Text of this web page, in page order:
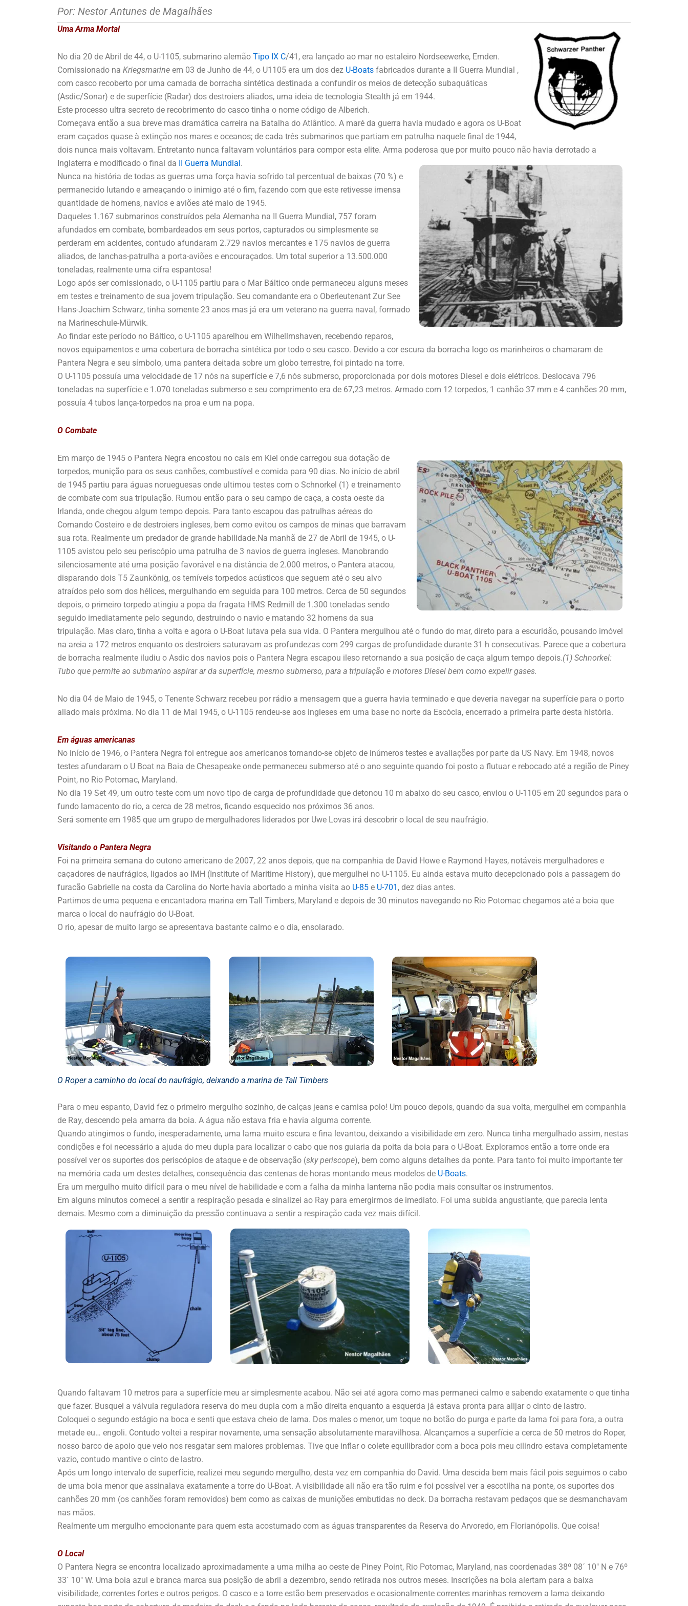
Por: Nestor Antunes de Magalhães
Uma Arma Mortal
No dia 20 de Abril de 44, o U-1105, submarino alemão Tipo IX C/41, era lançado ao mar no estaleiro Nordseewerke, Emden.
Comissionado na Kriegsmarine em 03 de Junho de 44, o U1105 era um dos dez U-Boats fabricados durante a II Guerra Mundial ,
com casco recoberto por uma camada de borracha sintética destinada a confundir os meios de detecção subaquáticas
(Asdic/Sonar) e de superfície (Radar) dos destroiers aliados, uma ideia de tecnologia Stealth já em 1944.
Este processo ultra secreto de recobrimento do casco tinha o nome código de Alberich.
Começava então a sua breve mas dramática carreira na Batalha do Atlântico. A maré da guerra havia mudado e agora os U-Boat
eram caçados quase à extinção nos mares e oceanos; de cada três submarinos que partiam em patrulha naquele final de 1944,
dois nunca mais voltavam. Entretanto nunca faltavam voluntários para compor esta elite. Arma poderosa que por muito pouco não havia derrotado a
Inglaterra e modificado o final da II Guerra Mundial.
Nunca na história de todas as guerras uma força havia sofrido tal percentual de baixas (70 %) e
permanecido lutando e ameaçando o inimigo até o fim, fazendo com que este retivesse imensa
quantidade de homens, navios e aviões até maio de 1945.
Daqueles 1.167 submarinos construídos pela Alemanha na II Guerra Mundial, 757 foram
afundados em combate, bombardeados em seus portos, capturados ou simplesmente se
perderam em acidentes, contudo afundaram 2.729 navios mercantes e 175 navios de guerra
aliados, de lanchas-patrulha a porta-aviões e encouraçados. Um total superior a 13.500.000
toneladas, realmente uma cifra espantosa!
Logo após ser comissionado, o U-1105 partiu para o Mar Báltico onde permaneceu alguns meses
em testes e treinamento de sua jovem tripulação. Seu comandante era o Oberleutenant Zur See
Hans-Joachim Schwarz, tinha somente 23 anos mas já era um veterano na guerra naval, formado
na Marineschule-Mürwik.
Ao findar este período no Báltico, o U-1105 aparelhou em Wilhellmshaven, recebendo reparos,
novos equipamentos e uma cobertura de borracha sintética por todo o seu casco. Devido a cor escura da borracha logo os marinheiros o chamaram de
Pantera Negra e seu símbolo, uma pantera deitada sobre um globo terrestre, foi pintado na torre.
O U-1105 possuía uma velocidade de 17 nós na superfície e 7,6 nós submerso, proporcionada por dois motores Diesel e dois elétricos. Deslocava 796
toneladas na superfície e 1.070 toneladas submerso e seu comprimento era de 67,23 metros. Armado com 12 torpedos, 1 canhão 37 mm e 4 canhões 20 mm,
possuía 4 tubos lança-torpedos na proa e um na popa.
O Combate
Em março de 1945 o Pantera Negra encostou no cais em Kiel onde carregou sua dotação de
torpedos, munição para os seus canhões, combustível e comida para 90 dias. No início de abril
de 1945 partiu para águas norueguesas onde ultimou testes com o Schnorkel (1) e treinamento
de combate com sua tripulação. Rumou então para o seu campo de caça, a costa oeste da
Irlanda, onde chegou algum tempo depois. Para tanto escapou das patrulhas aéreas do
Comando Costeiro e de destroiers ingleses, bem como evitou os campos de minas que barravam
sua rota. Realmente um predador de grande habilidade.Na manhã de 27 de Abril de 1945, o U-
1105 avistou pelo seu periscópio uma patrulha de 3 navios de guerra ingleses. Manobrando
silenciosamente até uma posição favorável e na distância de 2.000 metros, o Pantera atacou,
disparando dois T5 Zaunkönig, os temíveis torpedos acústicos que seguem até o seu alvo
atraídos pelo som dos hélices, mergulhando em seguida para 100 metros. Cerca de 50 segundos
depois, o primeiro torpedo atingiu a popa da fragata HMS Redmill de 1.300 toneladas sendo
seguido imediatamente pelo segundo, destruindo o navio e matando 32 homens da sua
tripulação. Mas claro, tinha a volta e agora o U-Boat lutava pela sua vida. O Pantera mergulhou até o fundo do mar, direto para a escuridão, pousando imóvel
na areia a 172 metros enquanto os destroiers saturavam as profundezas com 299 cargas de profundidade durante 31 h consecutivas. Parece que a cobertura
de borracha realmente iludiu o Asdic dos navios pois o Pantera Negra escapou ileso retornando a sua posição de caça algum tempo depois.(1) Schnorkel:
Tubo que permite ao submarino aspirar ar da superfície, mesmo submerso, para a tripulação e motores Diesel bem como expelir gases.
No dia 04 de Maio de 1945, o Tenente Schwarz recebeu por rádio a mensagem que a guerra havia terminado e que deveria navegar na superfície para o porto
aliado mais próxima. No dia 11 de Mai 1945, o U-1105 rendeu-se aos ingleses em uma base no norte da Escócia, encerrado a primeira parte desta história.
Em águas americanas
No início de 1946, o Pantera Negra foi entregue aos americanos tornando-se objeto de inúmeros testes e avaliações por parte da US Navy. Em 1948, novos
testes afundaram o U Boat na Baia de Chesapeake onde permaneceu submerso até o ano seguinte quando foi posto a flutuar e rebocado até a região de Piney
Point, no Rio Potomac, Maryland.
No dia 19 Set 49, um outro teste com um novo tipo de carga de profundidade que detonou 10 m abaixo do seu casco, enviou o U-1105 em 20 segundos para o
fundo lamacento do rio, a cerca de 28 metros, ficando esquecido nos próximos 36 anos.
Será somente em 1985 que um grupo de mergulhadores liderados por Uwe Lovas irá descobrir o local de seu naufrágio.
Visitando o Pantera Negra
Foi na primeira semana do outono americano de 2007, 22 anos depois, que na companhia de David Howe e Raymond Hayes, notáveis mergulhadores e
caçadores de naufrágios, ligados ao IMH (Institute of Maritime History), que mergulhei no U-1105. Eu ainda estava muito decepcionado pois a passagem do
furacão Gabrielle na costa da Carolina do Norte havia abortado a minha visita ao U-85 e U-701 , dez dias antes.
Partimos de uma pequena e encantadora marina em Tall Timbers, Maryland e depois de 30 minutos navegando no Rio Potomac chegamos até a boia que
marca o local do naufrágio do U-Boat.
O rio, apesar de muito largo se apresentava bastante calmo e o dia, ensolarado.
O Roper a caminho do local do naufrágio, deixando a marina de Tall Timbers
Para o meu espanto, David fez o primeiro mergulho sozinho, de calças jeans e camisa polo! Um pouco depois, quando da sua volta, mergulhei em companhia
de Ray, descendo pela amarra da boia. A água não estava fria e havia alguma corrente.
Quando atingimos o fundo, inesperadamente, uma lama muito escura e fina levantou, deixando a visibilidade em zero. Nunca tinha mergulhado assim, nestas
condições e foi necessário a ajuda do meu dupla para localizar o cabo que nos guiaria da poita da boia para o U-Boat. Exploramos então a torre onde era
possível ver os suportes dos periscópios de ataque e de observação (sky periscope), bem como alguns detalhes da ponte. Para tanto foi muito importante ter
na memória cada um destes detalhes, consequência das centenas de horas montando meus modelos de U-Boats.
Era um mergulho muito difícil para o meu nível de habilidade e com a falha da minha lanterna não podia mais consultar os instrumentos.
Em alguns minutos comecei a sentir a respiração pesada e sinalizei ao Ray para emergirmos de imediato. Foi uma subida angustiante, que parecia lenta
demais. Mesmo com a diminuição da pressão continuava a sentir a respiração cada vez mais difícil.
Quando faltavam 10 metros para a superfície meu ar simplesmente acabou. Não sei até agora como mas permaneci calmo e sabendo exatamente o que tinha
que fazer. Busquei a válvula reguladora reserva do meu dupla com a mão direita enquanto a esquerda já estava pronta para alijar o cinto de lastro.
Coloquei o segundo estágio na boca e senti que estava cheio de lama. Dos males o menor, um toque no botão do purga e parte da lama foi para fora, a outra
metade eu… engoli. Contudo voltei a respirar novamente, uma sensação absolutamente maravilhosa. Alcançamos a superfície a cerca de 50 metros do Roper,
nosso barco de apoio que veio nos resgatar sem maiores problemas. Tive que inflar o colete equilibrador com a boca pois meu cilindro estava completamente
vazio, contudo mantive o cinto de lastro.
Após um longo intervalo de superfície, realizei meu segundo mergulho, desta vez em companhia do David. Uma descida bem mais fácil pois seguimos o cabo
de uma boia menor que assinalava exatamente a torre do U-Boat. A visibilidade ali não era tão ruim e foi possível ver a escotilha na ponte, os suportes dos
canhões 20 mm (os canhões foram removidos) bem como as caixas de munições embutidas no deck. Da borracha restavam pedaços que se desmanchavam
nas mãos.
Realmente um mergulho emocionante para quem esta acostumado com as águas transparentes da Reserva do Arvoredo, em Florianópolis. Que coisa!
O Local
O Pantera Negra se encontra localizado aproximadamente a uma milha ao oeste de Piney Point, Rio Potomac, Maryland, nas coordenadas 38º 08´ 10″ N e 76º
33´ 10″ W. Uma boia azul e branca marca sua posição de abril a dezembro, sendo retirada nos outros meses. Inscrições na boia alertam para a baixa
visibilidade, correntes fortes e outros perigos. O casco e a torre estão bem preservados e ocasionalmente correntes marinhas removem a lama deixando